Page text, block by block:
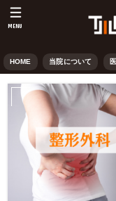
HOME 当院について
MENU